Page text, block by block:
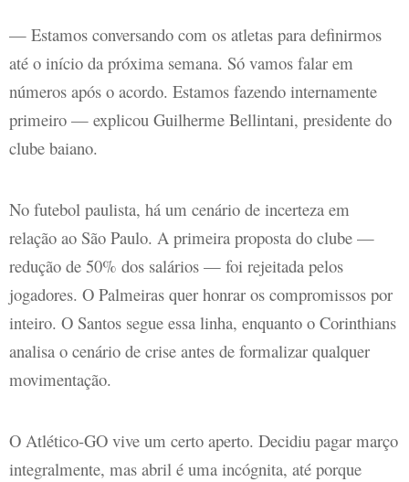
— Estamos conversando com os atletas para definirmos
até o início da próxima semana. Só vamos falar em
números após o acordo. Estamos fazendo internamente
primeiro — explicou Guilherme Bellintani, presidente do
clube baiano.
No futebol paulista, há um cenário de incerteza em
relação ao São Paulo. A primeira proposta do clube —
redução de 50% dos salários — foi rejeitada pelos
jogadores. O Palmeiras quer honrar os compromissos por
inteiro. O Santos segue essa linha, enquanto o Corinthians
analisa o cenário de crise antes de formalizar qualquer
movimentação.
O Atlético-GO vive um certo aperto. Decidiu pagar março
integralmente, mas abril é uma incógnita, até porque